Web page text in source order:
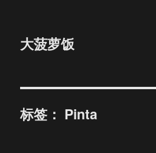
大菠萝饭
标签： Pinta